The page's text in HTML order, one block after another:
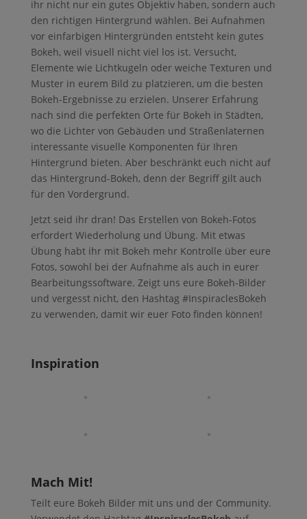
ihr nicht nur ein gutes Objektiv haben, sondern auch
den richtigen Hintergrund wählen. Bei Aufnahmen
vor einfarbigen Hintergründen entsteht kein gutes
Bokeh, weil visuell nicht viel los ist. Versucht,
Elemente wie Lichtkugeln oder weiche Texturen und
Muster in eurem Bild zu platzieren, um die besten
Bokeh-Ergebnisse zu erzielen. Unserer Erfahrung
nach sind die perfekten Orte für Bokeh in Städten,
wo die Lichter von Gebäuden und Straßenlaternen
interessante visuelle Komponenten für Ihren
Hintergrund bieten. Aber beschränkt euch nicht auf
das Hintergrund-Bokeh, denn der Begriff gilt auch
für den Vordergrund.
Jetzt seid ihr dran! Das Erstellen von Bokeh-Fotos
erfordert Wiederholung und Übung. Mit etwas
Übung habt ihr mit Bokeh mehr Kontrolle über eure
Fotos, sowohl bei der Aufnahme als auch in eurer
Bearbeitungssoftware. Zeigt uns eure Bokeh-Bilder
und vergesst nicht, den Hashtag #InspiraclesBokeh
zu verwenden, damit wir euer Foto finden können!
Inspiration
Mach Mit!
Teilt eure Bokeh Bilder mit uns und der Community.